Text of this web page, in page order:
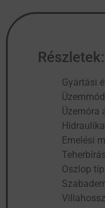
Részletek:
Gyártási
Üzemóra
Emelési
Oszlop